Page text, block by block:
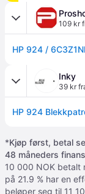
109 kr
Inky
39 kr
HP 924
*Kjøp først, betal
48 måneders
10 000 NOK betalt
på 21.9 % har en
beløper seg til 11